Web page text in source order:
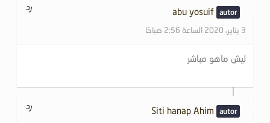
abu yosuif
3 يناير، 2020 الساعة 2:56 صباحًا
رد
ليش ماهو مباشر
Siti hanap Ahim رد